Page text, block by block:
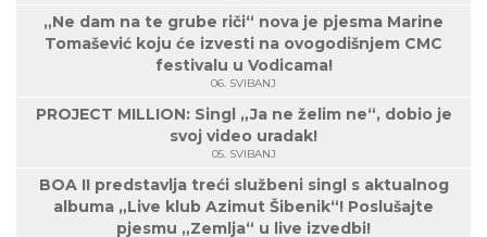
„Ne dam na te grube riči“ nova je pjesma Marine
Tomašević koju će izvesti na ovogodišnjem CMC
festivalu u Vodicama!
06. SVIBANJ
PROJECT MILLION: Singl „Ja ne želim ne“, dobio je
svoj video uradak!
05. SVIBANJ
BOA II predstavlja treći službeni singl s aktualnog
albuma „Live klub Azimut Šibenik“! Poslušajte
pjesmu „Zemlja“ u live izvedbi!